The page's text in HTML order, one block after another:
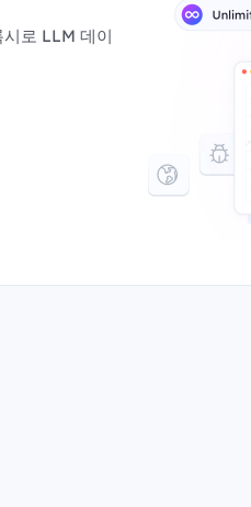
로 LLM 데이